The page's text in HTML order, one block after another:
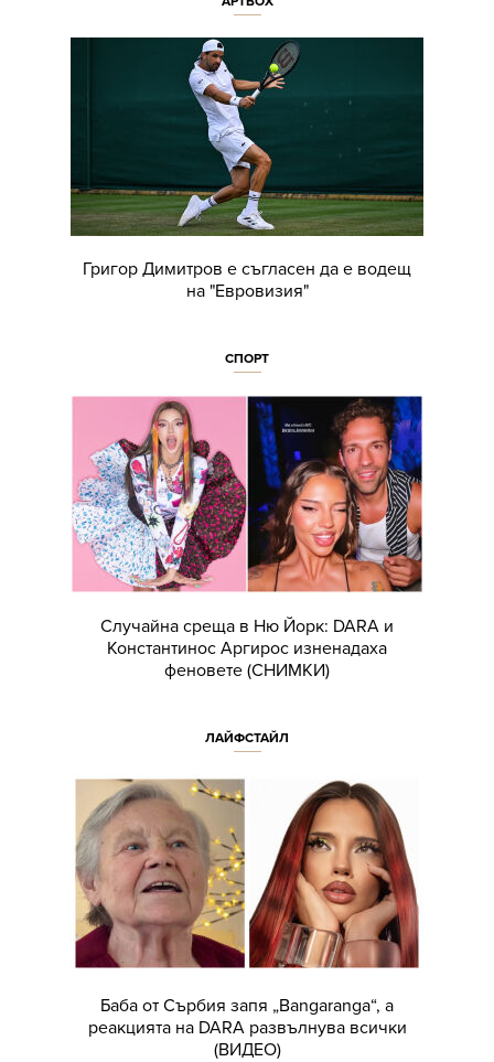
Григор Димитров е съгласен да е водещ
на "Евровизия"
СПОРТ
Случайна среща в Ню Йорк: DARA и
Константинос Аргирос изненадаха
феновете (СНИМКИ)
ЛАЙФСТАЙЛ
Баба от Сърбия запя „Bangaranga“, а
реакцията на DARA развълнува всички
(ВИДЕО)